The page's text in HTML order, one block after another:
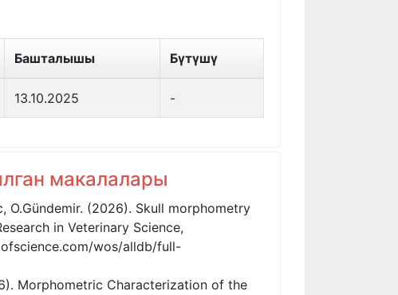
Башталышы Бүтүшү
13.10.2025 -
макалалары
O.Gündemir. (2026). Skull morphometry
in Veterinary Science,
wos/alldb/full-
Morphometric Characterization of the